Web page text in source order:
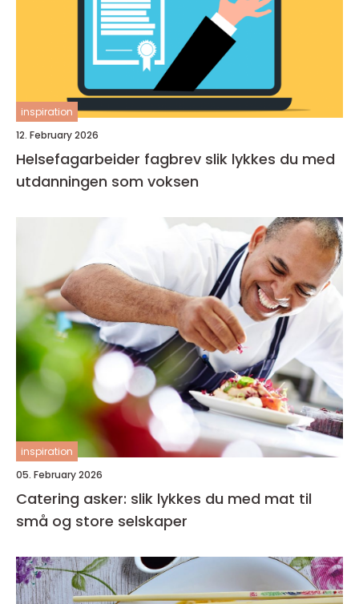
inspiration
12. February 2026
Helsefagarbeider fagbrev slik lykkes du med
utdanningen som voksen
inspiration
05. February 2026
Catering asker: slik lykkes du med mat til
små og store selskaper